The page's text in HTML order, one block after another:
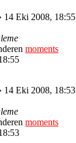
14 Eki 2008, 18:55
moments
14 Eki 2008, 18:53
moments